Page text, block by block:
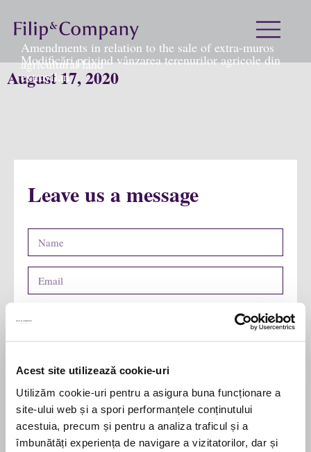
Acest site utilizează cookie-uri
Utilizăm cookie-uri pentru a asigura buna funcționare a
site-ului web și a spori performanțele conținutului
acestuia, precum și pentru a analiza traficul și a
îmbunătăți experiența de navigare a vizitatorilor, dar și
August 17, 2020
Amendments in relation to the sale of extra-muros
agricultural land
Modificări privind vânzarea terenurilor agricole din
extravilan
Leave us a message
Send message